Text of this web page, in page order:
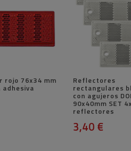
rojo 76x34 mm Reflectores
rectangulares
con agujeros
90x40mm SET 4x
reflectores
3,40 €